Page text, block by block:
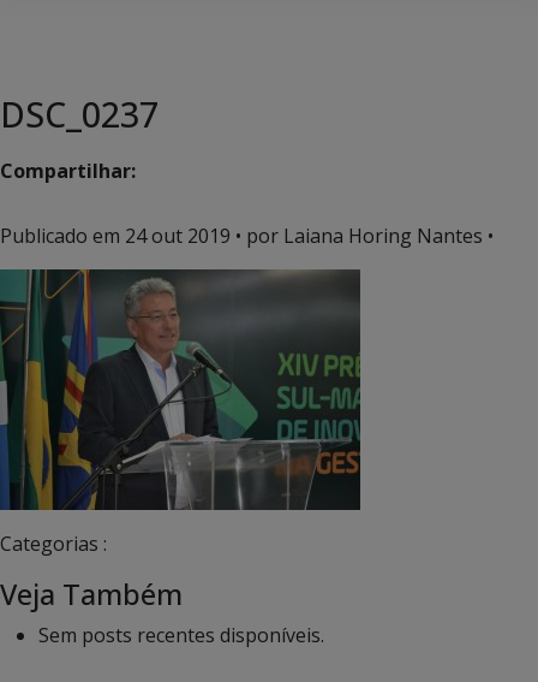
DSC_0237
Compartilhar:
Publicado em 24 out 2019 • por Laiana Horing Nantes •
Categorias :
Veja Também
Sem posts recentes disponíveis.